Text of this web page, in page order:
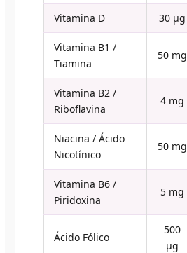
Vitamina D 30 µg
Vitamina B1 /
Tiamina
50 mg
Vitamina B2 /
Riboflavina
4 mg
Niacina / Ácido
Nicotínico
50 mg
Vitamina B6 /
Piridoxina
5 mg
Ácido Fólico
500
µg